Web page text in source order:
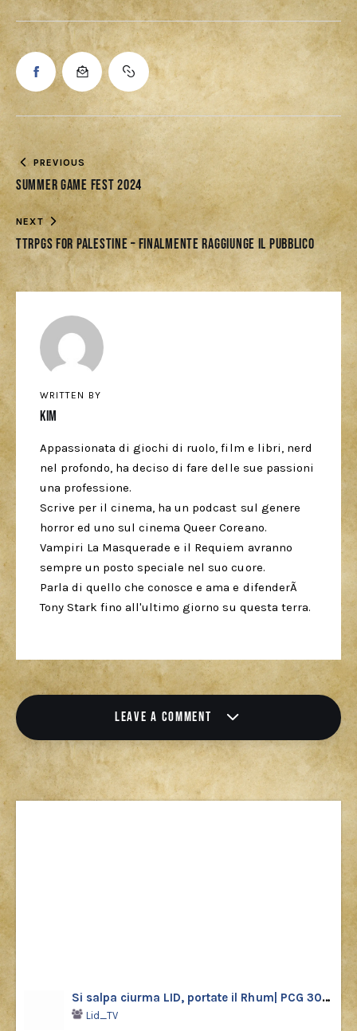
PREVIOUS
Summer Game Fest 2024
NEXT
TTRPGs for Palestine – Finalmente raggiunge il pubblico
WRITTEN BY
Kim
Appassionata di giochi di ruolo, film e libri, nerd
nel profondo, ha deciso di fare delle sue passioni
una professione.
Scrive per il cinema, ha un podcast sul genere
horror ed uno sul cinema Queer Coreano.
Vampiri La Masquerade e il Requiem avranno
sempre un posto speciale nel suo cuore.
Parla di quello che conosce e ama e difenderÃ
Tony Stark fino all'ultimo giorno su questa terra.
LEAVE A COMMENT
Si salpa ciurma LID, portate il Rhum| PCG 30 Shiny
Lid_TV